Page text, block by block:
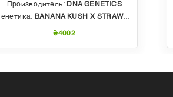
Производитель: DNA GENETICS
Генетика: BANANA KUSH X STRAWBERRY PHENO OF BUBBLE GUM
₴4002